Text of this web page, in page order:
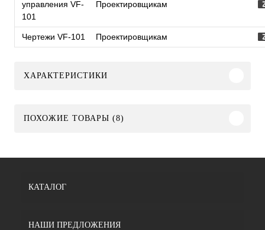
управления VF-
101
Проектировщикам
Чертежи VF-101 Проектировщикам
ХАРАКТЕРИСТИКИ
ПОХОЖИЕ ТОВАРЫ (8)
КАТАЛОГ
НАШИ ПРЕДЛОЖЕНИЯ